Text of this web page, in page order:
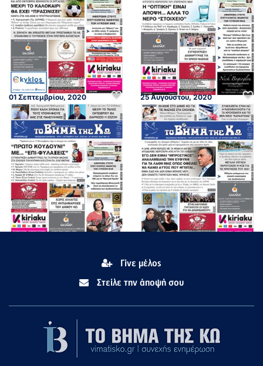
01 Σεπτεμβρίου, 2020 25 Αυγούστου, 2020
Γίνε μέλος
Στείλε την άποψή σου